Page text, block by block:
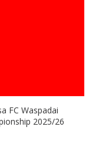
FC Waspadai
2025/26